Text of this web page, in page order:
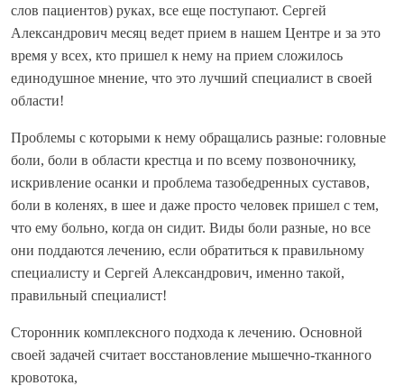
слов пациентов) руках, все еще поступают. Сергей
Александрович месяц ведет прием в нашем Центре и за это
время у всех, кто пришел к нему на прием сложилось
единодушное мнение, что это лучший специалист в своей
области!
Проблемы с которыми к нему обращались разные: головные
боли, боли в области крестца и по всему позвоночнику,
искривление осанки и проблема тазобедренных суставов,
боли в коленях, в шее и даже просто человек пришел с тем,
что ему больно, когда он сидит. Виды боли разные, но все
они поддаются лечению, если обратиться к правильному
специалисту и Сергей Александрович, именно такой,
правильный специалист!
Сторонник комплексного подхода к лечению. Основной
своей задачей считает восстановление мышечно-тканного
кровотока,